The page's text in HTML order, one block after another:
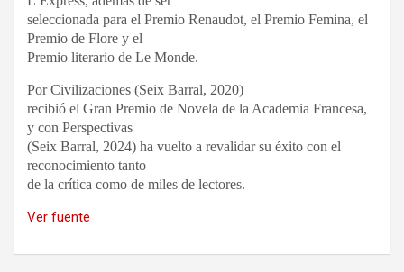
seleccionada para el Premio Renaudot, el Premio Femina, el
Premio de Flore y el
Premio literario de Le Monde.
Por Civilizaciones (Seix Barral, 2020)
recibió el Gran Premio de Novela de la Academia Francesa,
y con Perspectivas
(Seix Barral, 2024) ha vuelto a revalidar su éxito con el
reconocimiento tanto
de la crítica como de miles de lectores.
Ver fuente